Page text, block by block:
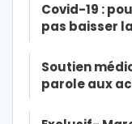
Covid-19 :
pas baisser
Soutien
parole aux